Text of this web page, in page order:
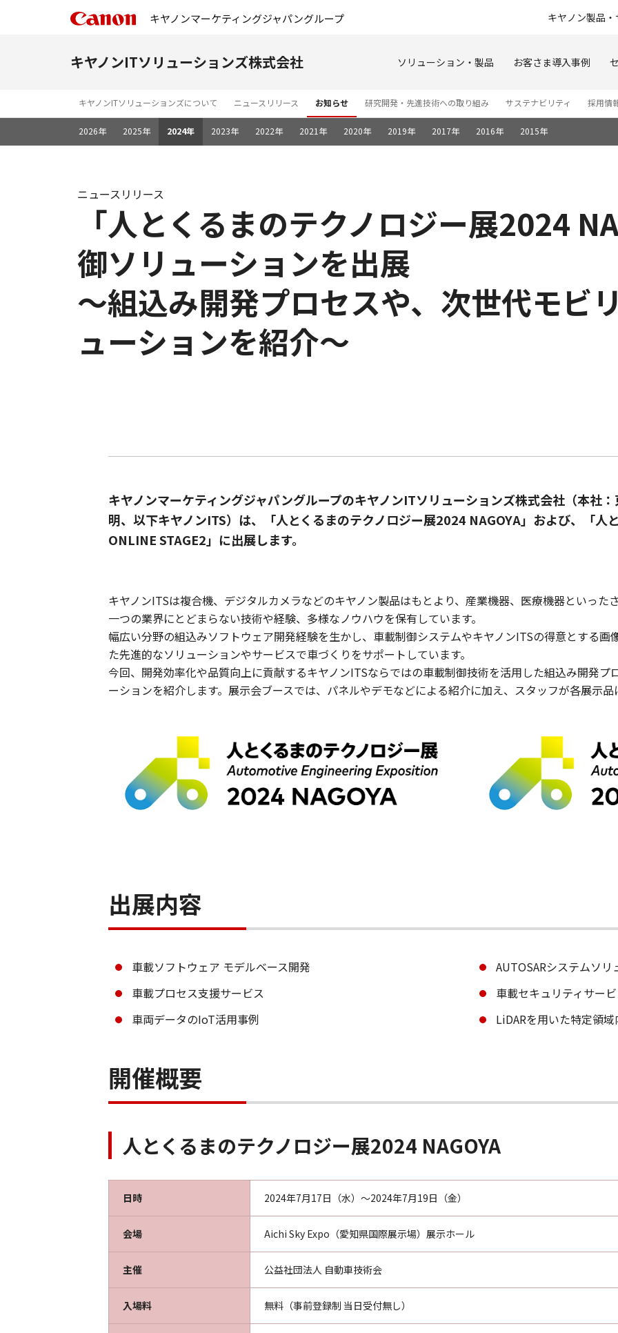
キヤノンマーケティングジャパングループ キヤノン製品
キヤノンITソリューションズ株式会社 ソリューション・製品 お客さま導入事例
キヤノンITソリューションズについて ニュースリリース お知らせ 研究開発・先進技術への取り組み サステナビリティ 採用情
2026年 2025年 2024年 2023年 2022年 2021年 2020年 2019年 2017年 2016年 2015年
「人とくるまのテクノロジー展2024
御ソリューションを出展
～組込み開発プロセスや、次世代モビ
ューションを紹介～
ニュースリリース
キヤノンマーケティングジャパングループのキヤノンITソリューションズ株式会社（本社
明、以下キヤノンITS）は、「人とくるまのテクノロジー展2024 NAGOYA」および、「人
ONLINE STAGE2」に出展します。
キヤノンITSは複合機、デジタルカメラなどのキヤノン製品はもとより、産業機器、医療機器といった
一つの業界にとどまらない技術や経験、多様なノウハウを保有しています。
幅広い分野の組込みソフトウェア開発経験を生かし、車載制御システムやキヤノンITSの得意とする画
た先進的なソリューションやサービスで車づくりをサポートしています。
今回、開発効率化や品質向上に貢献するキヤノンITSならではの車載制御技術を活用した組込み開発プ
ーションを紹介します。展示会ブースでは、パネルやデモなどによる紹介に加え、スタッフが各展示
出展内容
車載ソフトウェア モデルベース開発
AUTOSARシステムソリ
車載プロセス支援サービス
車載セキュリティサー
車両データのIoT活用事例
LiDARを用いた特定領
開催概要
人とくるまのテクノロジー展2024 NAGOYA
日時 2024年7月17日（水）～2024年7月19日（金）
会場 Aichi Sky Expo（愛知県国際展示場）展示ホール
主催 公益社団法人 自動車技術会
入場料 無料（事前登録制 当日受付無し）